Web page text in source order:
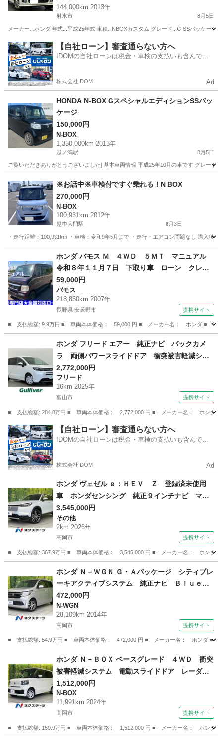
144,000km 2013年
射水市 8月5日
メーカー...ホンダ 年式...平成25年式 車種...NBOXカスタム グレード...G SSパッケー
富山 射水市 N-BOX エンジン
【自社ローン】審査通らない方へ
IDOMの自社ローンは税金・車検の支払いも含んでい
株式会社IDOM Ad
HONDA N-BOX GスペシャルエディションSSパッ
ケージ
150,000円
N-BOX
1,350,000km 2013年
越ノ潟駅 8月5日
ご覧いただきありがとうございました] 基本車両情報 平成25年10月の車です グレー
富山 射水市 越ノ潟駅 N-BOX
※お話中※車検付ですぐ乗れる！N BOX
270,000円
N-BOX
100,931km 2012年
越中大門駅 8月3日
・走行距離：100,931km ・車検：令和9年5月まで ・走行・エアコン問題なし 購入後
越中大門駅 N-BOX
ホンダ バモス Ｍ ４ＷＤ ５ＭＴ マニュアル
令和８年１１月７日 下取り車 ローン クレジ
ット （検8.11）
59,000円
バモス
218,850km 2007年
長野県 安曇野市 提携サイト
■ 支払総額: 9.9万円 ■ 車両本体価格： 59,000 円 ■ メーカー名： ホンダ ■
バモス
ホンダ フリード エアー 純正ナビ バックカメ
ラ 両側パワースライドドア 衝突被害軽減シス
テム レーダークルーズコントロール コーナー
センサー オートＬＥＤライト オートマチック
ハイビーム オートホールド付電子パーキング
2,772,000円
フリード
16km 2025年
富山市 提携サイト
■ 支払総額: 284.8万円 ■ 車両本体価格： 2,772,000 円 ■ メーカー名： ホン
富山 富山市 フリード
【自社ローン】審査通らない方へ
IDOMの自社ローンは税金・車検の支払いも含んでい
株式会社IDOM Ad
ホンダ ヴェゼル ｅ：ＨＥＶ Ｚ 登録済未使用
車 ホンダセンシング 純正９インチナビ マル
チビューカメラ シーケンシャルランプ Ｂｌｕ
ｅｔｏｏｔｈ フルセグ ＥＴＣ フロントフォ
グ パワーバックドア 純正１８インチアルミホ
3,545,000円
その他
2km 2026年
高岡市 提携サイト
■ 支払総額: 367.9万円 ■ 車両本体価格： 3,545,000 円 ■ メーカー名： ホン
その他
ホンダ Ｎ－ＷＧＮ Ｇ・Ａパッケージ シティブレ
ーキアクティブシステム 純正ナビ Ｂｌｕｅｔ
ｏｏｔｈ バックカメラ フルセグ ステアリン
グスイッチ 禁煙車 ＨＩＤヘッドライト 純正
１４インチアルミホイール スマートキー オー
472,000円
N-WGN
28,109km 2014年
高岡市 提携サイト
■ 支払総額: 54.9万円 ■ 車両本体価格： 472,000 円 ■ メーカー名： ホンダ ■
N-WGN
ホンダ Ｎ－ＢＯＸ ベースグレード ４ＷＤ 衝突
被害軽減システム 電動スライドドア レーダー
クルーズ シートヒーター 禁煙車 コーナー
センサー スマートキー ＬＥＤヘッド オート
ライト オートエアコン ＣＤ 盗難防止装置
1,512,000円
N-BOX
11,991km 2024年
高岡市 提携サイト
■ 支払総額: 159.9万円 ■ 車両本体価格： 1,512,000 円 ■ メーカー名： ホンダ